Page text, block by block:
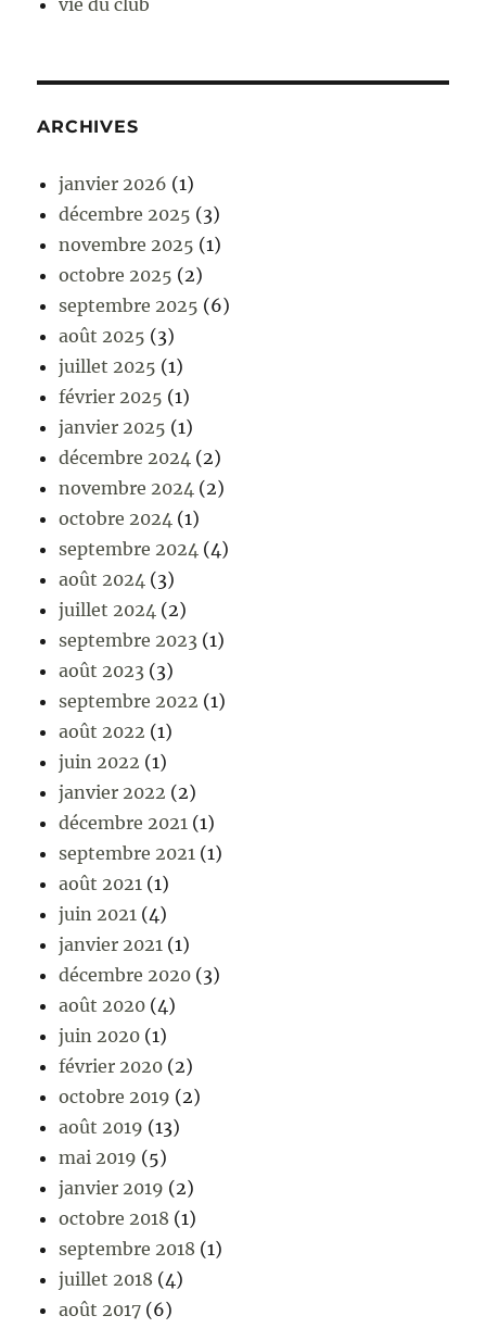
vie du club
ARCHIVES
janvier 2026 (1)
décembre 2025 (3)
novembre 2025 (1)
octobre 2025 (2)
septembre 2025 (6)
août 2025 (3)
juillet 2025 (1)
février 2025 (1)
janvier 2025 (1)
décembre 2024 (2)
novembre 2024 (2)
octobre 2024 (1)
septembre 2024 (4)
août 2024 (3)
juillet 2024 (2)
septembre 2023 (1)
août 2023 (3)
septembre 2022 (1)
août 2022 (1)
juin 2022 (1)
janvier 2022 (2)
décembre 2021 (1)
septembre 2021 (1)
août 2021 (1)
juin 2021 (4)
janvier 2021 (1)
décembre 2020 (3)
août 2020 (4)
juin 2020 (1)
février 2020 (2)
octobre 2019 (2)
août 2019 (13)
mai 2019 (5)
janvier 2019 (2)
octobre 2018 (1)
septembre 2018 (1)
juillet 2018 (4)
août 2017 (6)